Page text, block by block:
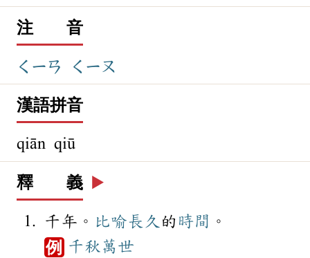
注 音
ㄑㄧㄢ ㄑㄧㄡ
漢語拼音
qiān qiū
釋 義 ▶️
千年。 比喻長久 的 時間 。
例 千秋萬世